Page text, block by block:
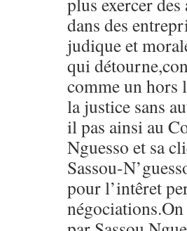
dans des
judique et
qui
comme un
la justice sans
il pas ainsi au
Nguesso et sa
Sassou-
pour l’intêret